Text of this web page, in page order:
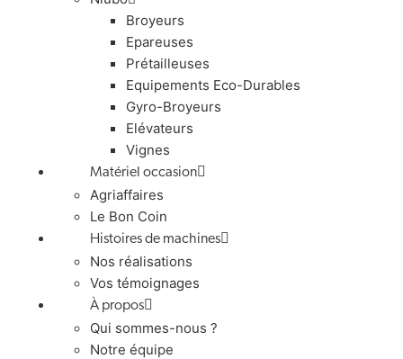
Broyeurs
Epareuses
Prétailleuses
Equipements Eco-Durables
Gyro-Broyeurs
Elévateurs
Vignes
Matériel occasion
Agriaffaires
Le Bon Coin
Histoires de machines
Nos réalisations
Vos témoignages
À propos
Qui sommes-nous ?
Notre équipe